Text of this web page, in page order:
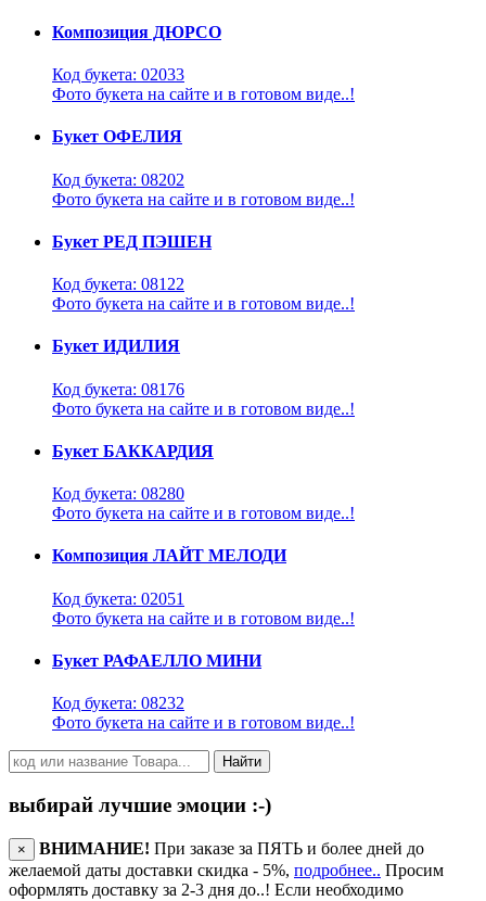
Композиция ДЮРСО
Код букета: 02033
Фото букета на сайте и в готовом виде..!
Букет ОФЕЛИЯ
Код букета: 08202
Фото букета на сайте и в готовом виде..!
Букет РЕД ПЭШЕН
Код букета: 08122
Фото букета на сайте и в готовом виде..!
Букет ИДИЛИЯ
Код букета: 08176
Фото букета на сайте и в готовом виде..!
Букет БАККАРДИЯ
Код букета: 08280
Фото букета на сайте и в готовом виде..!
Композиция ЛАЙТ МЕЛОДИ
Код букета: 02051
Фото букета на сайте и в готовом виде..!
Букет РАФАЕЛЛО МИНИ
Код букета: 08232
Фото букета на сайте и в готовом виде..!
Найти
выбирай лучшие эмоции :-)
× ВНИМАНИЕ! При заказе за ПЯТЬ и более дней до
желаемой даты доставки скидка - 5%, подробнее.. Просим
оформлять доставку за 2-3 дня до..! Если необходимо